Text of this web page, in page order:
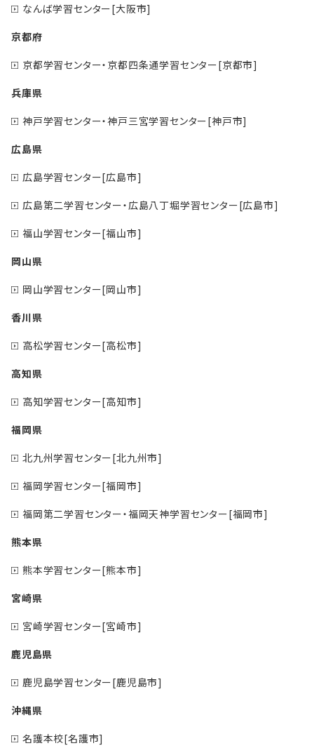
なんば学習センター[大阪市]
京都府
京都学習センター・京都四条通学習センター[京都市]
兵庫県
神戸学習センター・神戸三宮学習センター[神戸市]
広島県
広島学習センター[広島市]
広島第二学習センター・広島八丁堀学習センター[広島市]
福山学習センター[福山市]
岡山県
岡山学習センター[岡山市]
香川県
高松学習センター[高松市]
高知県
高知学習センター[高知市]
福岡県
北九州学習センター[北九州市]
福岡学習センター[福岡市]
福岡第二学習センター・福岡天神学習センター[福岡市]
熊本県
熊本学習センター[熊本市]
宮崎県
宮崎学習センター[宮崎市]
鹿児島県
鹿児島学習センター[鹿児島市]
沖縄県
名護本校[名護市]